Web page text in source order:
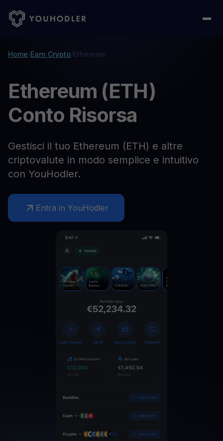
Home/Earn Crypto/Ethereum
Ethereum (ETH)
Conto Risorsa
Gestisci il tuo Ethereum (ETH) e altre
criptovalute in modo semplice e intuitivo
con YouHodler.
Entra in YouHodler